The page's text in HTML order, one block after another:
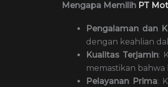
Mengapa Memilih PT
Pengalaman dan
dengan keahlian
Kualitas Terjamin:
memastikan
Pelayanan Prima: